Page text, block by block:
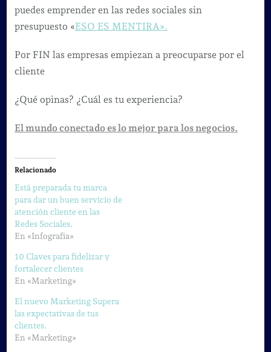
puedes emprender en las redes sociales sin
presupuesto «ESO ES MENTIRA».
Por FIN las empresas empiezan a preocuparse por el
cliente
¿Qué opinas? ¿Cuál es tu experiencia?
El mundo conectado es lo mejor para los negocios.
Relacionado
Está preparada tu marca
para dar un buen servicio de
atención cliente en las
Redes Sociales.
En «Infografia»
10 Claves para fidelizar y
fortalecer clientes
En «Marketing»
El nuevo Marketing Supera
las expectativas de tus
clientes.
En «Marketing»